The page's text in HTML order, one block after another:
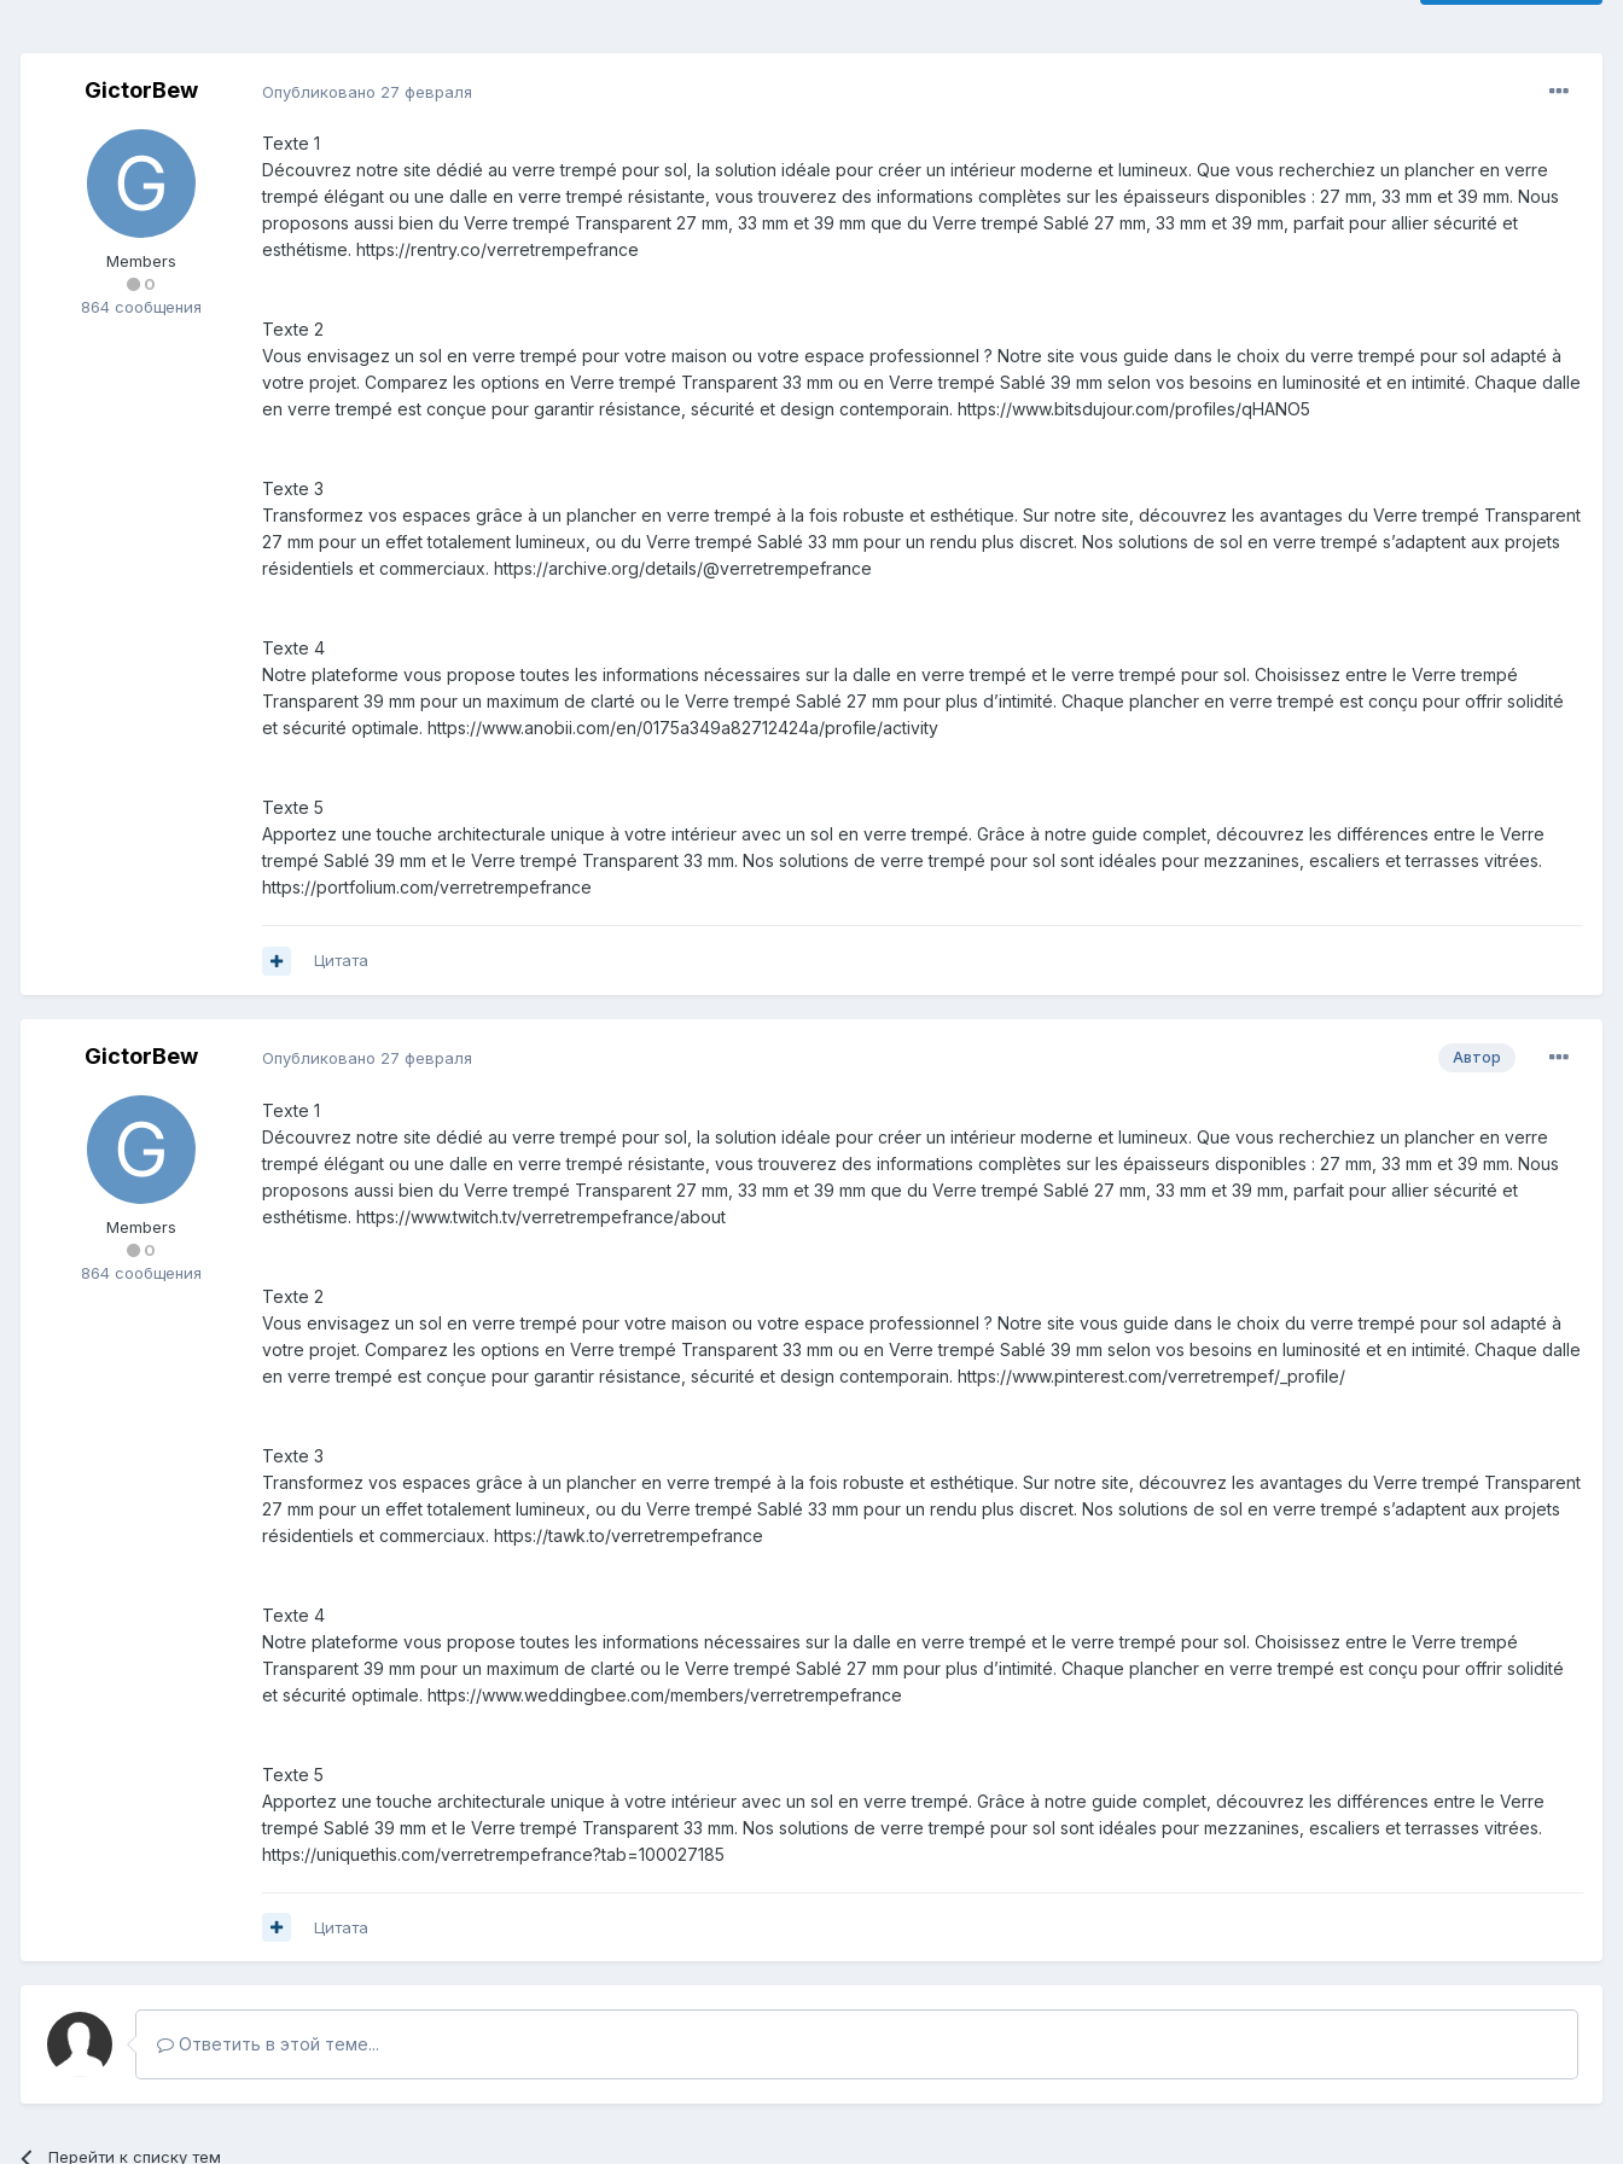
GictorBew
Members
0
864 сообщения
Опубликовано 27 февраля
Texte 1
Découvrez notre site dédié au verre trempé pour sol, la solution idéale pour créer un intérieur moderne et lumineux. Que vous recherchiez un plancher en verre
trempé élégant ou une dalle en verre trempé résistante, vous trouverez des informations complètes sur les épaisseurs disponibles : 27 mm, 33 mm et 39 mm. Nous
proposons aussi bien du Verre trempé Transparent 27 mm, 33 mm et 39 mm que du Verre trempé Sablé 27 mm, 33 mm et 39 mm, parfait pour allier sécurité et
esthétisme. https://rentry.co/verretrempefrance
Texte 2
Vous envisagez un sol en verre trempé pour votre maison ou votre espace professionnel ? Notre site vous guide dans le choix du verre trempé pour sol adapté à
votre projet. Comparez les options en Verre trempé Transparent 33 mm ou en Verre trempé Sablé 39 mm selon vos besoins en luminosité et en intimité. Chaque dalle
en verre trempé est conçue pour garantir résistance, sécurité et design contemporain. https://www.bitsdujour.com/profiles/qHANO5
Texte 3
Transformez vos espaces grâce à un plancher en verre trempé à la fois robuste et esthétique. Sur notre site, découvrez les avantages du Verre trempé Transparent
27 mm pour un effet totalement lumineux, ou du Verre trempé Sablé 33 mm pour un rendu plus discret. Nos solutions de sol en verre trempé s’adaptent aux projets
résidentiels et commerciaux. https://archive.org/details/@verretrempefrance
Texte 4
Notre plateforme vous propose toutes les informations nécessaires sur la dalle en verre trempé et le verre trempé pour sol. Choisissez entre le Verre trempé
Transparent 39 mm pour un maximum de clarté ou le Verre trempé Sablé 27 mm pour plus d’intimité. Chaque plancher en verre trempé est conçu pour offrir solidité
et sécurité optimale. https://www.anobii.com/en/0175a349a82712424a/profile/activity
Texte 5
Apportez une touche architecturale unique à votre intérieur avec un sol en verre trempé. Grâce à notre guide complet, découvrez les différences entre le Verre
trempé Sablé 39 mm et le Verre trempé Transparent 33 mm. Nos solutions de verre trempé pour sol sont idéales pour mezzanines, escaliers et terrasses vitrées.
https://portfolium.com/verretrempefrance
Цитата
GictorBew
Members
0
864 сообщения
Автор
Опубликовано 27 февраля
Texte 1
Découvrez notre site dédié au verre trempé pour sol, la solution idéale pour créer un intérieur moderne et lumineux. Que vous recherchiez un plancher en verre
trempé élégant ou une dalle en verre trempé résistante, vous trouverez des informations complètes sur les épaisseurs disponibles : 27 mm, 33 mm et 39 mm. Nous
proposons aussi bien du Verre trempé Transparent 27 mm, 33 mm et 39 mm que du Verre trempé Sablé 27 mm, 33 mm et 39 mm, parfait pour allier sécurité et
esthétisme. https://www.twitch.tv/verretrempefrance/about
Texte 2
Vous envisagez un sol en verre trempé pour votre maison ou votre espace professionnel ? Notre site vous guide dans le choix du verre trempé pour sol adapté à
votre projet. Comparez les options en Verre trempé Transparent 33 mm ou en Verre trempé Sablé 39 mm selon vos besoins en luminosité et en intimité. Chaque dalle
en verre trempé est conçue pour garantir résistance, sécurité et design contemporain. https://www.pinterest.com/verretrempef/_profile/
Texte 3
Transformez vos espaces grâce à un plancher en verre trempé à la fois robuste et esthétique. Sur notre site, découvrez les avantages du Verre trempé Transparent
27 mm pour un effet totalement lumineux, ou du Verre trempé Sablé 33 mm pour un rendu plus discret. Nos solutions de sol en verre trempé s’adaptent aux projets
résidentiels et commerciaux. https://tawk.to/verretrempefrance
Texte 4
Notre plateforme vous propose toutes les informations nécessaires sur la dalle en verre trempé et le verre trempé pour sol. Choisissez entre le Verre trempé
Transparent 39 mm pour un maximum de clarté ou le Verre trempé Sablé 27 mm pour plus d’intimité. Chaque plancher en verre trempé est conçu pour offrir solidité
et sécurité optimale. https://www.weddingbee.com/members/verretrempefrance
Texte 5
Apportez une touche architecturale unique à votre intérieur avec un sol en verre trempé. Grâce à notre guide complet, découvrez les différences entre le Verre
trempé Sablé 39 mm et le Verre trempé Transparent 33 mm. Nos solutions de verre trempé pour sol sont idéales pour mezzanines, escaliers et terrasses vitrées.
https://uniquethis.com/verretrempefrance?tab=100027185
Цитата
Ответить в этой теме...
Перейти к списку тем